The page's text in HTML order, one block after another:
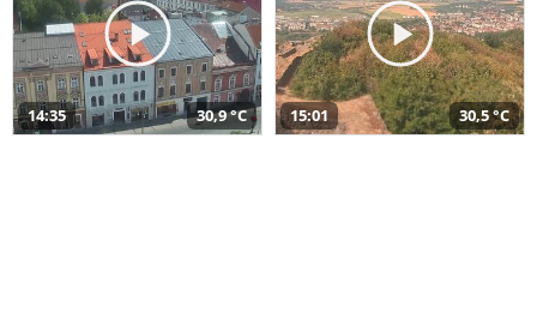
14:35 30,9 °C 15:01 30,5 °C